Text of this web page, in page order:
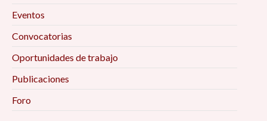
Eventos
Convocatorias
Oportunidades de trabajo
Publicaciones
Foro